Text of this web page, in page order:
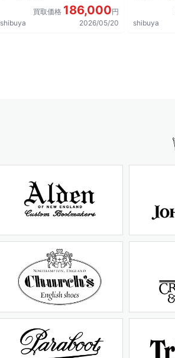
買取価格 186,000円
shibuya
2026/05/20
shibuya